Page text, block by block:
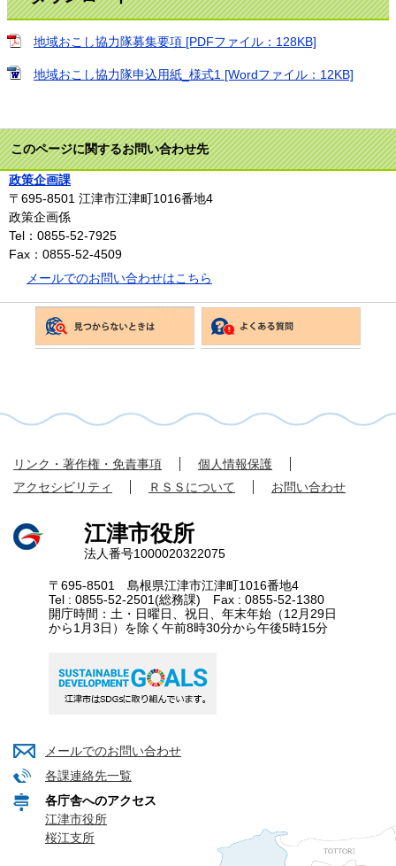
地域おこし協力隊募集要項 [PDFファイル：128KB]
地域おこし協力隊申込用紙_様式1 [Wordファイル：12KB]
このページに関するお問い合わせ先
政策企画課
〒695-8501 江津市江津町1016番地4
政策企画係
Tel：0855-52-7925
Fax：0855-52-4509
メールでのお問い合わせはこちら
リンク・著作権・免責事項
個人情報保護
アクセシビリティ
ＲＳＳについて お問い合わせ
江津市役所
法人番号1000020322075
〒695-8501 島根県江津市江津町1016番地4
Tel : 0855-52-2501(総務課) Fax : 0855-52-1380
開庁時間：土・日曜日、祝日、年末年始（12月29日
から1月3日）を除く午前8時30分から午後5時15分
メールでのお問い合わせ
各課連絡先一覧
各庁舎へのアクセス
江津市役所
桜江支所